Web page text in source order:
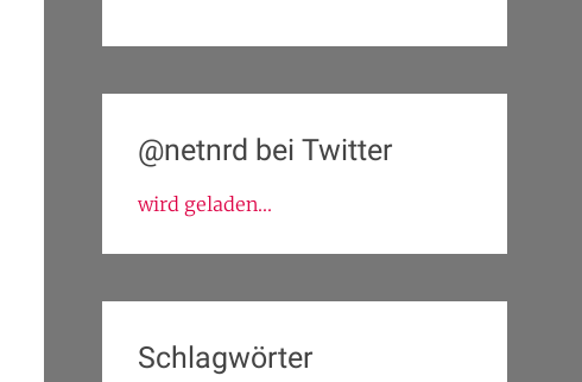
@netnrd bei Twitter
wird geladen...
Schlagwörter